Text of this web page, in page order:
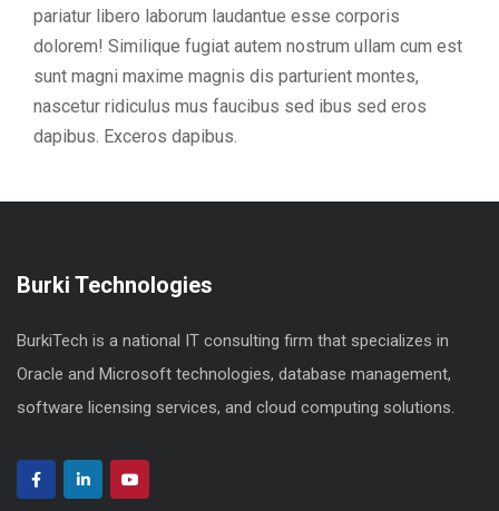
pariatur libero laborum laudantue esse corporis
dolorem! Similique fugiat autem nostrum ullam cum est
sunt magni maxime magnis dis parturient montes,
nascetur ridiculus mus faucibus sed ibus sed eros
dapibus. Exceros dapibus.
Burki Technologies
BurkiTech is a national IT consulting firm that specializes in
Oracle and Microsoft technologies, database management,
software licensing services, and cloud computing solutions.